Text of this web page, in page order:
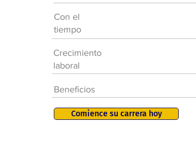
Con el
tiempo
Crecimiento
laboral
Beneficios
Comience su carrera hoy